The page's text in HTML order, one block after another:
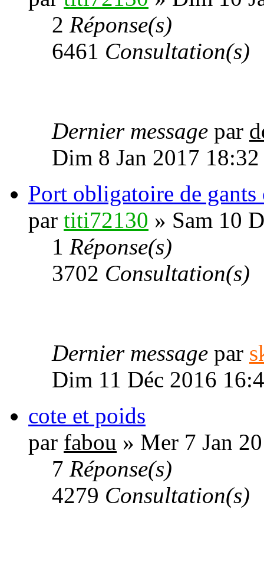
2 Réponse(s)
6461 Consultation(s)
Dernier message par
Dim 8 Jan 2017 18:32
Port obligatoire de
par titi72130 » Sam 10
1 Réponse(s)
3702 Consultation(s)
Dernier message par
Dim 11 Déc 2016
cote et poids
par fabou » Mer 7 Jan
7 Réponse(s)
4279 Consultation(s)